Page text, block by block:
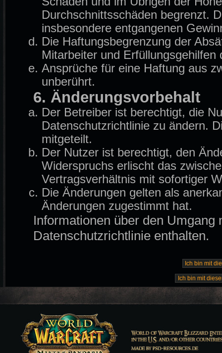
Durchschnittsschäden begrenzt.
insbesondere entgangenen
Die Haftungsbegrenzung der
Mitarbeiter und Erfüllungsgehilfen
Ansprüche für eine Haftung aus
unberührt.
6. Änderungsvorbehalt
Der Betreiber ist berechtigt, die
Datenschutzrichtlinie zu ändern.
mitgeteilt.
Der Nutzer ist berechtigt, den
Widerspruchs erlischt das
Vertragsverhältnis mit sofortiger
Die Änderungen gelten als
Änderungen zugestimmt hat.
Informationen über den
Datenschutzrichtlinie enthalten.